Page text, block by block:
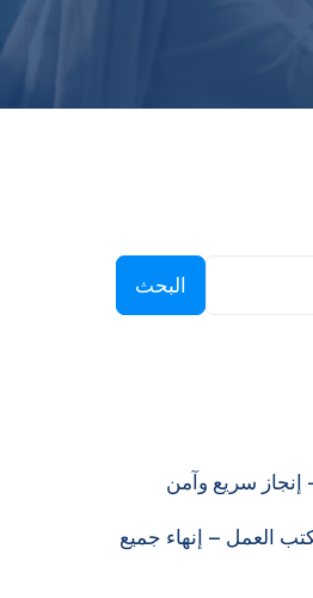
البحث
سريع وآمن
العمل – إنهاء جميع